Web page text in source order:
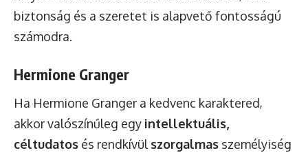
biztonság és a szeretet is alapvető fontosságú
számodra.
Hermione Granger
Ha Hermione Granger a kedvenc karaktered,
akkor valószínűleg egy intellektuális,
céltudatos és rendkívül szorgalmas személyiség